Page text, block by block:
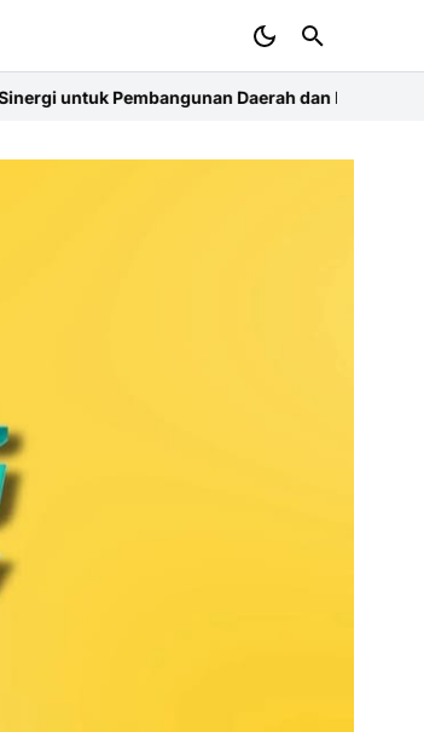
dan Kamtibmas.Dewan Pendidikan Serahkan